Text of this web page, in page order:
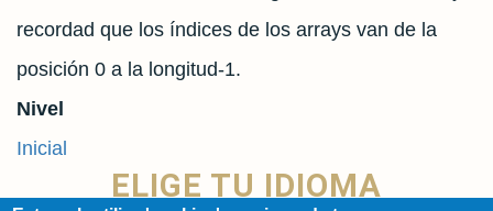
recordad que los índices de los arrays van de la
posición 0 a la longitud-1.
Nivel
Inicial
ELIGE TU IDIOMA